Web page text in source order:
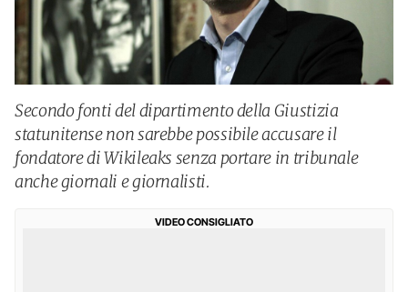
Secondo fonti del dipartimento della Giustizia
statunitense non sarebbe possibile accusare il
fondatore di Wikileaks senza portare in tribunale
anche giornali e giornalisti.
VIDEO CONSIGLIATO